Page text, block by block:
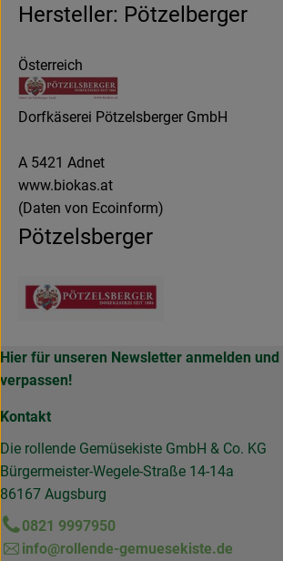
Hersteller: Pötzelberger
Österreich
Dorfkäserei Pötzelsberger GmbH
A 5421 Adnet
www.biokas.at
(Daten von Ecoinform)
Pötzelsberger
Hier für unseren Newsletter anmelden
verpassen!
Kontakt
Die rollende Gemüsekiste GmbH & Co. KG
Bürgermeister-Wegele-Straße 14-14a
86167 Augsburg
0821 9997950
info@rollende-gemuesekiste.de